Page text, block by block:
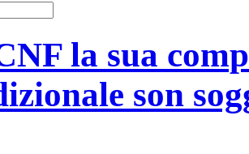
la sua
son